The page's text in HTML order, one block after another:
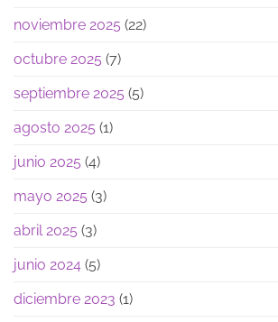
noviembre 2025 (22)
octubre 2025 (7)
septiembre 2025 (5)
agosto 2025 (1)
junio 2025 (4)
mayo 2025 (3)
abril 2025 (3)
junio 2024 (5)
diciembre 2023 (1)